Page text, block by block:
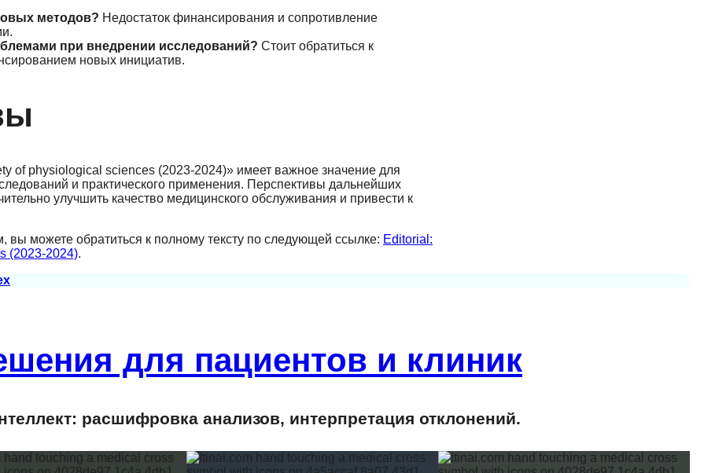
методов? Недостаток финансирования и сопротивление
при внедрении исследований? Стоит обратиться к
новых инициатив.
of physiological sciences (2023-2024)» имеет важное значение для
и практического применения. Перспективы дальнейших
улучшить качество медицинского обслуживания и привести к
вы можете обратиться к полному тексту по следующей ссылке: Editorial:
(2023-2024).
для пациентов и клиник
расшифровка анализов, интерпретация отклонений.